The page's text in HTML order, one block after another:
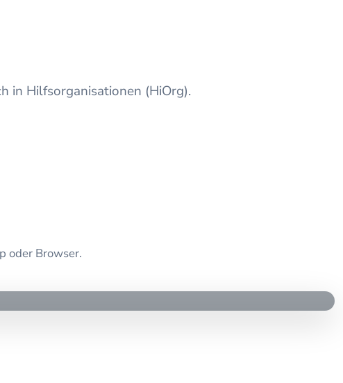
in Hilfsorganisationen (HiOrg).
oder Browser.